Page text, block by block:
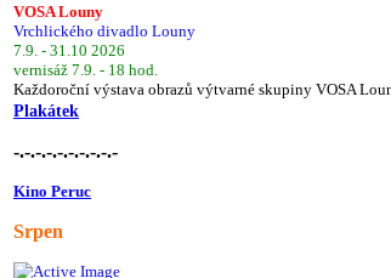
VOSA Louny
Vrchlického divadlo Louny
7.9. - 31.10 2026
vernisáž 7.9. - 18 hod.
Každoroční výstava obrazů výtvarné skupiny VOSA
Plakátek
-.-.-.-.-.-.-.-.-.-
Kino Peruc
Srpen